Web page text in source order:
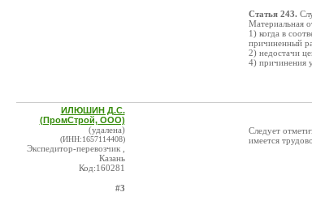
Статья 243.
Материальная
1) когда в
причиненный
2) недостачи
4) причинения
ИЛЮШИН Д.С.
(ПромСтрой, ООО)
(удалена)
(ИНН:1657114408)
Экспедитор-перевозчик ,
Казань
Код:160281
#3
Следует
имеется